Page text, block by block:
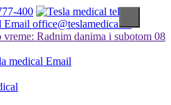
400
office@teslamedical.rs
vreme: Radnim danima i subotom 08